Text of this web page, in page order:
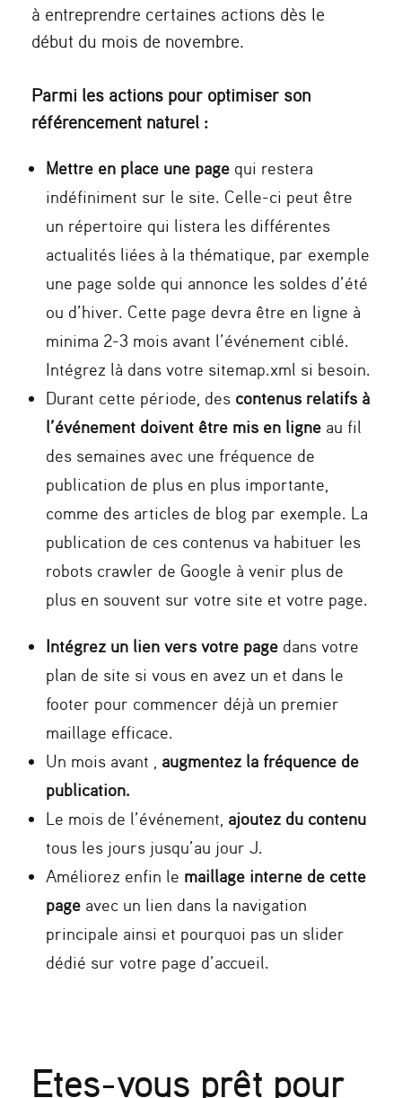
à entreprendre certaines actions dès le
début du mois de novembre.
Parmi les actions pour optimiser son
référencement naturel :
Mettre en place une page qui restera
indéfiniment sur le site. Celle-ci peut être
un répertoire qui listera les différentes
actualités liées à la thématique, par exemple
une page solde qui annonce les soldes d’été
ou d’hiver. Cette page devra être en ligne à
minima 2-3 mois avant l’événement ciblé.
Intégrez là dans votre sitemap.xml si besoin.
Durant cette période, des contenus relatifs à
l’événement doivent être mis en ligne au fil
des semaines avec une fréquence de
publication de plus en plus importante,
comme des articles de blog par exemple. La
publication de ces contenus va habituer les
robots crawler de Google à venir plus de
plus en souvent sur votre site et votre page.
Intégrez un lien vers votre page dans votre
plan de site si vous en avez un et dans le
footer pour commencer déjà un premier
maillage efficace.
Un mois avant , augmentez la fréquence de
publication.
Le mois de l’événement, ajoutez du contenu
tous les jours jusqu’au jour J.
Améliorez enfin le maillage interne de cette
page avec un lien dans la navigation
principale ainsi et pourquoi pas un slider
dédié sur votre page d’accueil.
Etes-vous prêt pour